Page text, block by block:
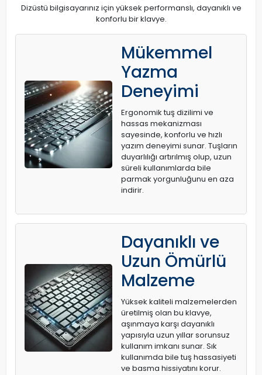
Dizüstü bilgisayarınız için yüksek performanslı, dayanıklı ve
konforlu bir klavye.
Mükemmel
Yazma
Deneyimi
Ergonomik tuş dizilimi ve
hassas mekanizması
sayesinde, konforlu ve hızlı
yazım deneyimi sunar. Tuşların
duyarlılığı artırılmış olup, uzun
süreli kullanımlarda bile
parmak yorgunluğunu en aza
indirir.
Dayanıklı ve
Uzun Ömürlü
Malzeme
Yüksek kaliteli malzemelerden
üretilmiş olan bu klavye,
aşınmaya karşı dayanıklı
yapısıyla uzun yıllar sorunsuz
kullanım imkanı sunar. Sık
kullanımda bile tuş hassasiyeti
ve basma hissiyatını korur.